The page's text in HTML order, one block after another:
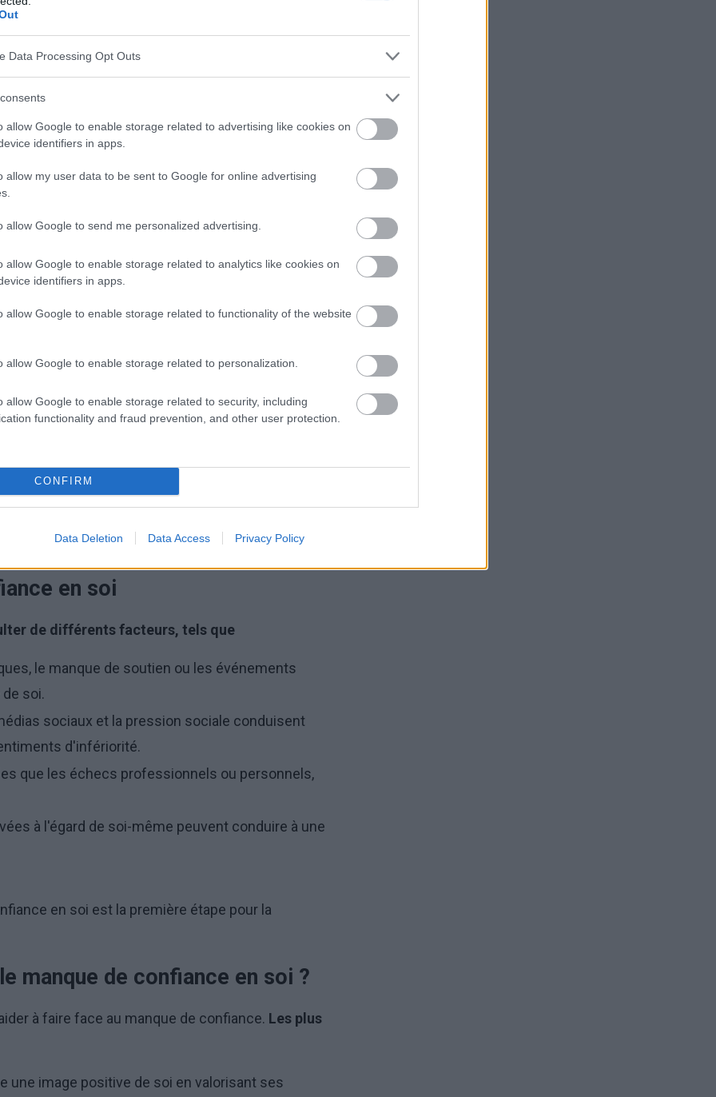
Data Processing Opt Outs
allow Google to enable storage related to advertising like cookies on
identifiers in apps.
allow my user data to be sent to Google for online advertising
allow Google to send me personalized advertising.
allow Google to enable storage related to analytics like cookies on
identifiers in apps.
allow Google to enable storage related to functionality of the website
allow Google to enable storage related to personalization.
allow Google to enable storage related to security, including
functionality and fraud prevention, and other user protection.
CONFIRM
Data Deletion Data Access Privacy Policy
d'une faible estime de soi, d'expériences
trop sévère. Il peut conduire à éviter les défis, à
la vie quotidienne. Cependant, une approche
ces obstacles et de développer vos points
sur des méthodes efficaces, naturelles et
soi ?
ses capacités et sa valeur en tant
de l'équilibre émotionnel face aux opinions des
faire face aux défis et aux difficultés.
de doutes, mais plutôt la capacité à y faire face de
en soi
de différents facteurs, tels que
le manque de soutien ou les événements
soi.
sociaux et la pression sociale conduisent
d'infériorité.
que les échecs professionnels ou personnels,
à l'égard de soi-même peuvent conduire à une
en soi est la première étape pour la
manque de confiance en soi ?
à faire face au manque de confiance. Les plus
une image positive de soi en valorisant ses